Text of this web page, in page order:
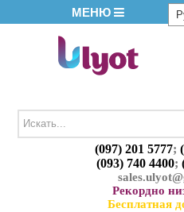
МЕНЮ
(097) 201 5777;
(093) 740 4400;
Рекордно
Бесплатная